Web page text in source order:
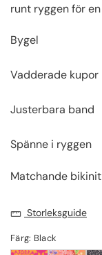
runt ryggen för
Bygel
Vadderade kupor
Justerbara band
Spänne i ryggen
Matchande
Storleksguide
Färg: Black